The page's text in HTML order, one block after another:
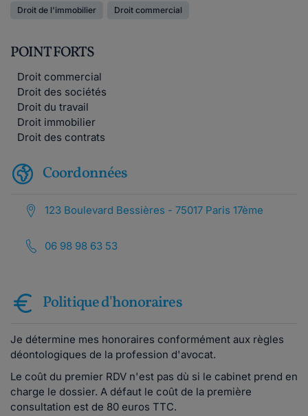
Droit de l'immobilier Droit commercial
POINT FORTS
Droit commercial
Droit des sociétés
Droit du travail
Droit immobilier
Droit des contrats
Coordonnées
123 Boulevard Bessières - 75017 Paris 17ème
06 98 98 63 53
Politique d'honoraires
Je détermine mes honoraires conformément aux règles
déontologiques de la profession d'avocat.
Le coût du premier RDV n'est pas dù si le cabinet prend en
charge le dossier. A défaut le coût de la première
consultation est de 80 euros TTC.